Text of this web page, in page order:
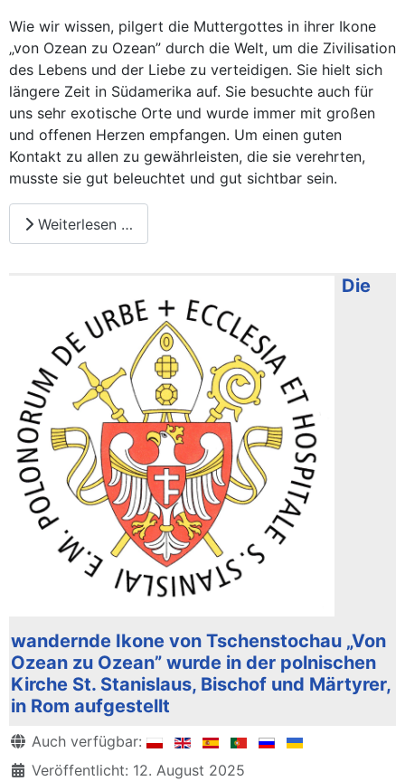
Wie wir wissen, pilgert die Muttergottes in ihrer Ikone
„von Ozean zu Ozean” durch die Welt, um die Zivilisation
des Lebens und der Liebe zu verteidigen. Sie hielt sich
längere Zeit in Südamerika auf. Sie besuchte auch für
uns sehr exotische Orte und wurde immer mit großen
und offenen Herzen empfangen. Um einen guten
Kontakt zu allen zu gewährleisten, die sie verehrten,
musste sie gut beleuchtet und gut sichtbar sein.
Weiterlesen …
Die
wandernde Ikone von Tschenstochau „Von
Ozean zu Ozean” wurde in der polnischen
Kirche St. Stanislaus, Bischof und Märtyrer,
in Rom aufgestellt
Details
Auch verfügbar:
Veröffentlicht: 12. August 2025